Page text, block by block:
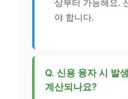
상부터 가능해요.
야 합니다.
Q. 신용 융자 시 발
계산되나요?